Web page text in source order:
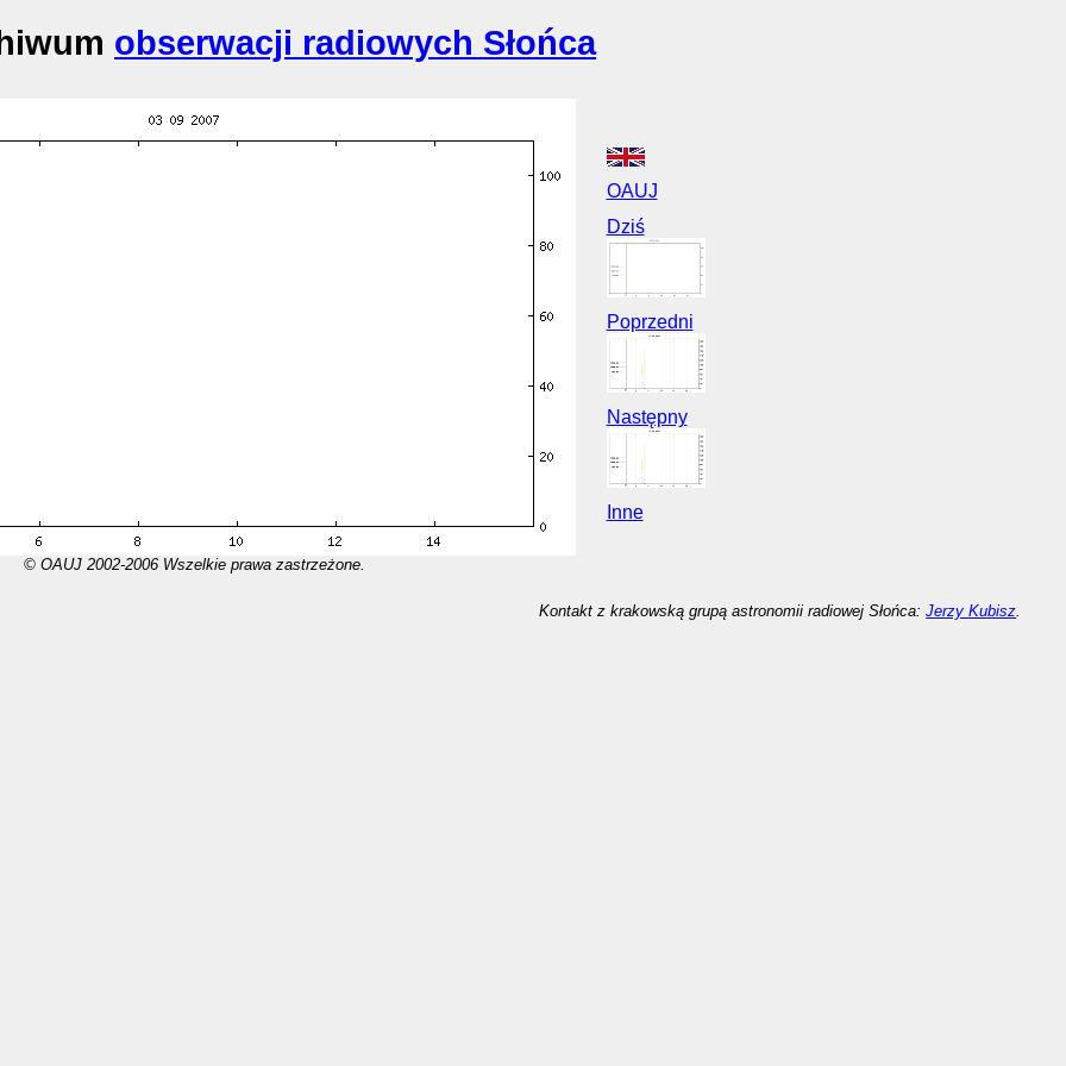
obserwacji radiowych Słońca
© OAUJ 2002-2006 Wszelkie prawa zastrzeżone.
OAUJ
Dziś
Poprzedni
Następny
Inne
Kontakt z krakowską grupą astronomii radiowej Słońca:Jerzy Kubisz.